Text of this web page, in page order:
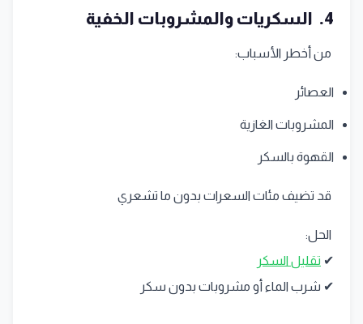
4. السكريات والمشروبات الخفية
من أخطر الأسباب:
العصائر
المشروبات الغازية
القهوة بالسكر
قد تضيف مئات السعرات بدون ما تشعري
الحل:
✔ تقليل السكر
✔ شرب الماء أو مشروبات بدون سكر